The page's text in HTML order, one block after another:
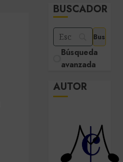
BUSCADOR
Búsqueda
avanzada
AUTOR